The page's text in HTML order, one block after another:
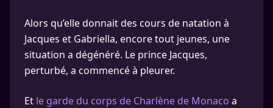
Alors qu’elle donnait des cours de natation à
Jacques et Gabriella, encore tout jeunes, une
situation a dégénéré. Le prince Jacques,
perturbé, a commencé à pleurer.
Et le garde du corps de Charlène de Monaco a